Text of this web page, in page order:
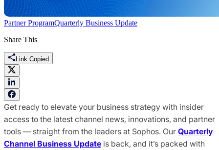
Partner ProgramQuarterly Business Update
Share This
Link Copied
Get ready to elevate your business strategy with insider
access to the latest channel news, innovations, and partner
tools — straight from the leaders at Sophos. Our Quarterly
Channel Business Update is back, and it’s packed with